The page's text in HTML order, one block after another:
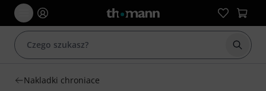
Nakladki chroniace